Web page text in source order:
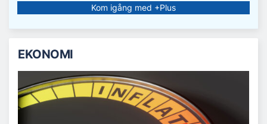
Kom igång med +Plus
EKONOMI